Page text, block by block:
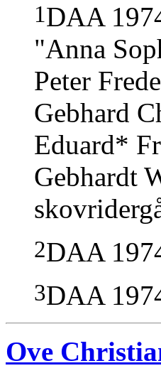
1DAA
"Anna
Peter
Gebhard
Eduard*
Gebhardt
2DAA
3DAA
Ove